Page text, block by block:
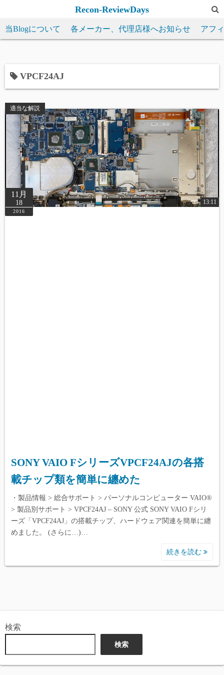
テ
ッ
プ
Recon-ReviewDays
当Blogについて 各メーカー、代理店様へお知らせ アフ
VPCF24AJ
適当な解説
11月
18
2016
13:11
SONY VAIO FシリーズVPCF24AJの各搭
載チップ類を簡単に纏めた
・製品情報 > 総合サポート > パーソナルコンピューター VAIO®
> 製品別サポート > VPCF24AJ – SONY 公式 SONY VAIO Fシリ
ーズ「VPCF24AJ」の搭載チップ、ハードウェア関連を簡単に纏
めました。 (さらに…)…
続きを読む
検索
検索